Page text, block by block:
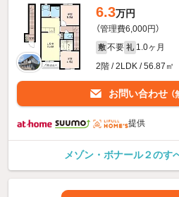
6.3万円
（管理費6,000円）
敷 不要 礼 1.0ヶ月
2階 / 2LDK / 56.87㎡
お問い合わせ （
提供
メゾン・ボナール２のす